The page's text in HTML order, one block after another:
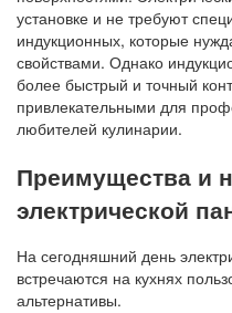
установке и не требуют
индукционных, которые
свойствами. Однако
более быстрый и точный
привлекательными для
любителей кулинарии.
Преимущества и
электрической
На сегодняшний день
встречаются на кухнях
альтернативы.